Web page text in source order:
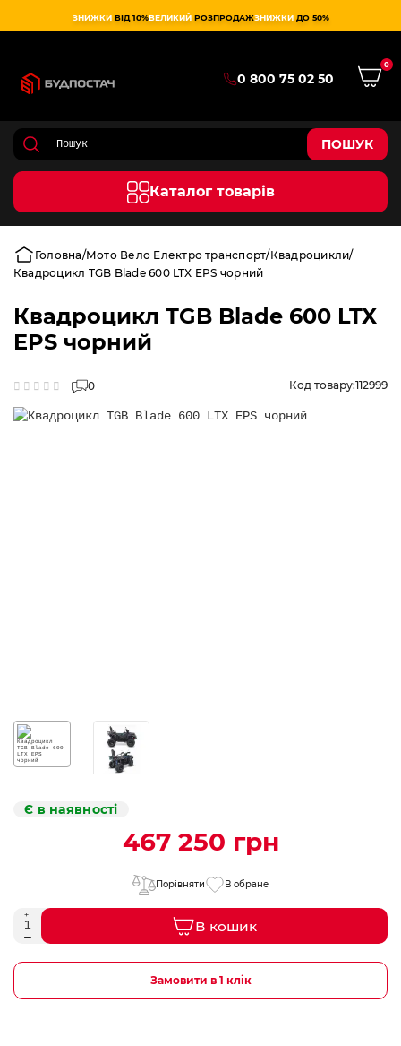
ЗНИЖКИ ВІД 10%ВЕЛИКИЙ РОЗПРОДАЖЗНИЖКИ ДО 50%
0 800 75 02 50
0
ПОШУК
Каталог товарів
Головна Мото Вело Електро транспорт Квадроцикли
Квадроцикл TGB Blade 600 LTX EPS чорний
Квадроцикл TGB Blade 600 LTX
EPS чорний
0 Код товару:112999
Є в наявності
467 250 грн
Порівняти В обране
В кошик
Замовити в 1 клік